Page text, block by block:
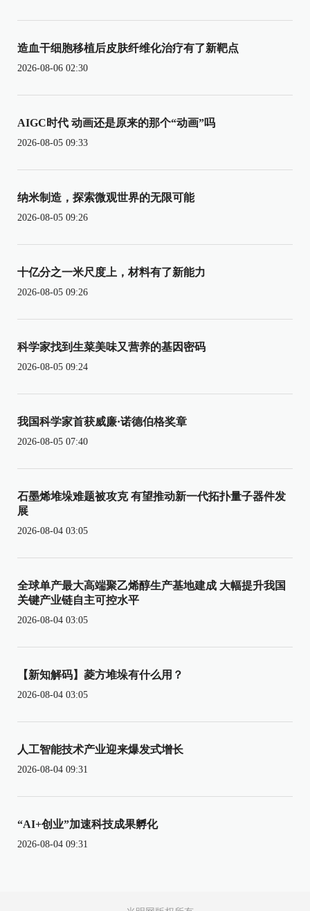
造血干细胞移植后皮肤纤维化治疗有了新靶点
2026-08-06 02:30
AIGC时代 动画还是原来的那个“动画”吗
2026-08-05 09:33
纳米制造，探索微观世界的无限可能
2026-08-05 09:26
十亿分之一米尺度上，材料有了新能力
2026-08-05 09:26
科学家找到生菜美味又营养的基因密码
2026-08-05 09:24
我国科学家首获威廉·诺德伯格奖章
2026-08-05 07:40
石墨烯堆垛难题被攻克 有望推动新一代拓扑量子器件发
展
2026-08-04 03:05
全球单产最大高端聚乙烯醇生产基地建成 大幅提升我国
关键产业链自主可控水平
2026-08-04 03:05
【新知解码】菱方堆垛有什么用？
2026-08-04 03:05
人工智能技术产业迎来爆发式增长
2026-08-04 09:31
“AI+创业”加速科技成果孵化
2026-08-04 09:31